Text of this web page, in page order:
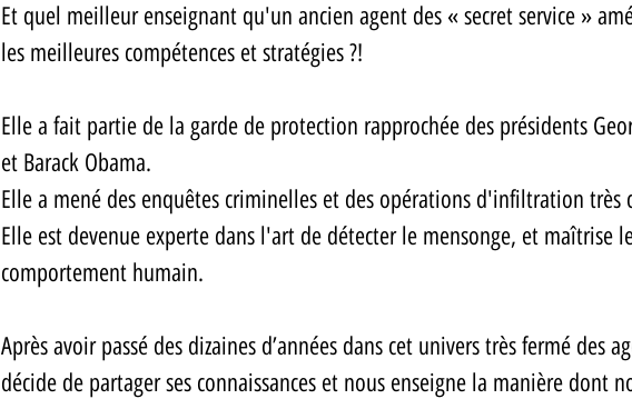
Et quel meilleur enseignant qu'un ancien agent des « secret service »
les meilleures compétences et stratégies ?!
Elle a fait partie de la garde de protection rapprochée des présidents
et Barack Obama.
Elle a mené des enquêtes criminelles et des opérations d'infiltration très
Elle est devenue experte dans l'art de détecter le mensonge, et maîtrise
comportement humain.
Après avoir passé des dizaines d’années dans cet univers très fermé des
décide de partager ses connaissances et nous enseigne la manière dont